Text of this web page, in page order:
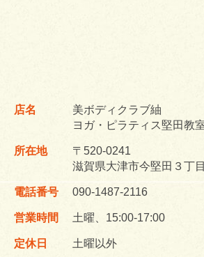
店名
美ボディクラブ紬
ヨガ・ピラティス堅田教
所在地
〒520-0241
滋賀県大津市今堅田３丁
電話番号 090-1487-2116
営業時間 土曜、15:00-17:00
定休日 土曜以外